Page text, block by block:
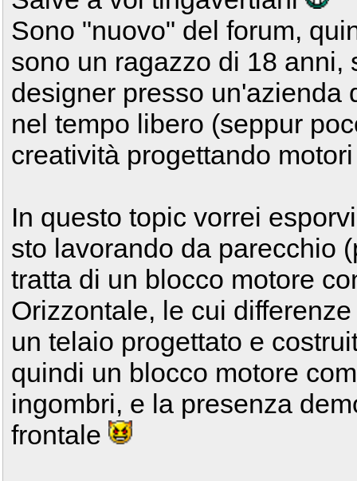
Sono "nuovo" del forum,
sono un ragazzo di 18 anni,
designer presso un'azienda
nel tempo libero (seppur
creatività progettando
In questo topic vorrei
sto lavorando da parecchio
tratta di un blocco motore
Orizzontale, le cui
un telaio progettato e
quindi un blocco motore
ingombri, e la presenza
frontale